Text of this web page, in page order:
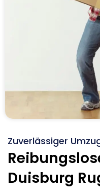
Zuverlässiger
Duisburg